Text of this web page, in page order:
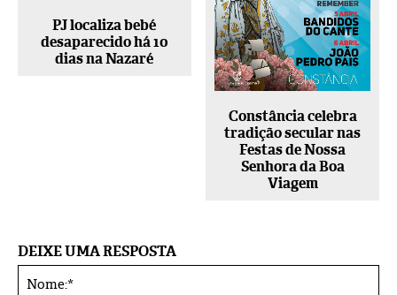
PJ localiza bebé
desaparecido há 10
dias na Nazaré
Constância celebra
tradição secular nas
Festas de Nossa
Senhora da Boa
Viagem
DEIXE UMA RESPOSTA